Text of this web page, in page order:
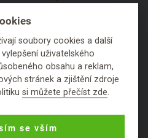
PŘÍRODNÍ KRÉMOVÝ
KRYCÍ KOREKTOR 04
ARI
CREAM CONCEALER
04 ARI
HLÍDAT DOSTUPNOST
soubory cookies a další
uživatelského
obsahu a reklam,
stránek a zjištění zdroje
si můžete přečíst zde.
se vším